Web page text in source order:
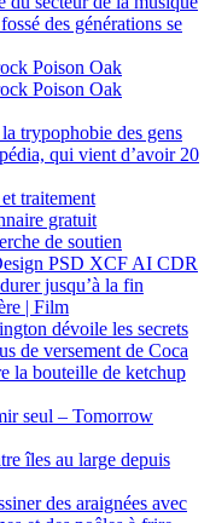
des générations se
Poison Oak
Poison Oak
trypophobie des gens
qui vient d’avoir 20
traitement
gratuit
de soutien
PSD XCF AI CDR
jusqu’à la fin
| Film
dévoile les secrets
de versement de Coca
la bouteille de ketchup
seul – Tomorrow
îles au large depuis
des araignées avec